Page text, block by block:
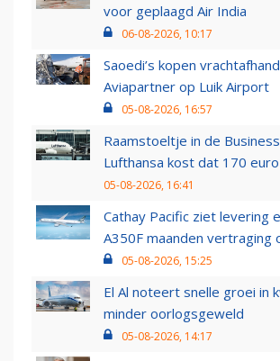
voor geplaagd Air India
06-08-2026, 10:17
Saoedi’s kopen
Aviapartner op Luik Airport
05-08-2026, 16:57
Raamstoeltje in de
Lufthansa kost dat 170
05-08-2026, 16:41
Cathay Pacific ziet levering
A350F maanden vertraging
05-08-2026, 15:25
El Al noteert snelle groei in
minder oorlogsgeweld
05-08-2026, 14:17